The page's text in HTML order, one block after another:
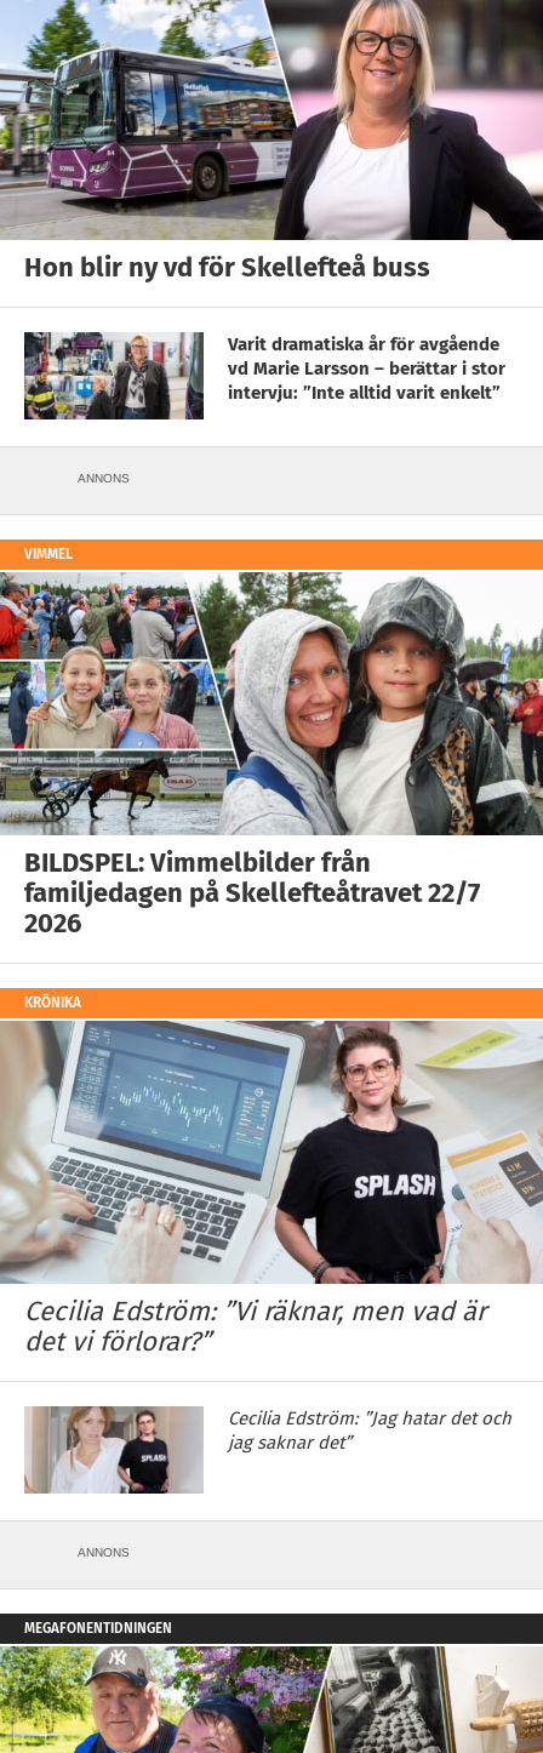
Hon blir ny vd för Skellefteå buss
Varit dramatiska år för avgående
vd Marie Larsson – berättar i stor
intervju: ”Inte alltid varit enkelt”
ANNONS
VIMMEL
BILDSPEL: Vimmelbilder från
familjedagen på Skellefteåtravet 22/7
2026
KRÖNIKA
Cecilia Edström: ”Vi räknar, men vad är
det vi förlorar?”
Cecilia Edström: ”Jag hatar det och
jag saknar det”
ANNONS
MEGAFONENTIDNINGEN